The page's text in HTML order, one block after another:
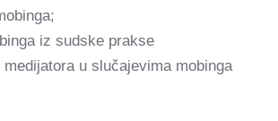
iz sudske prakse
medijatora u slučajevima mobinga